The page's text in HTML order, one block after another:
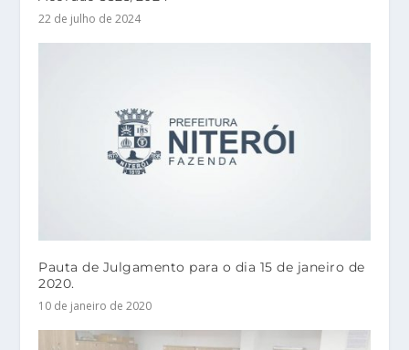
22 de julho de 2024
Pauta de Julgamento para o dia 15 de janeiro de
2020.
10 de janeiro de 2020